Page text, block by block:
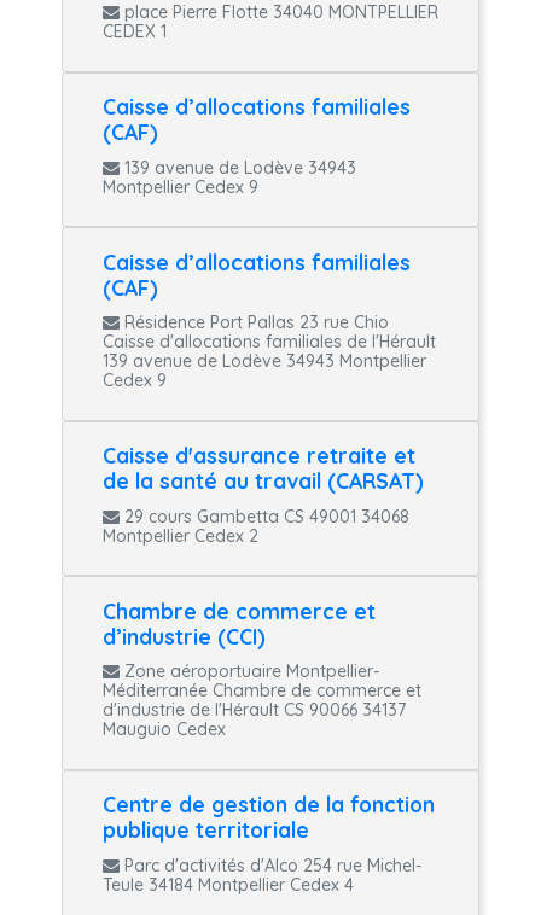
place Pierre Flotte 34040 MONTPELLIER
CEDEX 1
Caisse d’allocations familiales
(CAF)
139 avenue de Lodève 34943
Montpellier Cedex 9
Caisse d’allocations familiales
(CAF)
Résidence Port Pallas 23 rue Chio
Caisse d'allocations familiales de l'Hérault
139 avenue de Lodève 34943 Montpellier
Cedex 9
Caisse d'assurance retraite et
de la santé au travail (CARSAT)
29 cours Gambetta CS 49001 34068
Montpellier Cedex 2
Chambre de commerce et
d’industrie (CCI)
Zone aéroportuaire Montpellier-
Méditerranée Chambre de commerce et
d'industrie de l'Hérault CS 90066 34137
Mauguio Cedex
Centre de gestion de la fonction
publique territoriale
Parc d'activités d'Alco 254 rue Michel-
Teule 34184 Montpellier Cedex 4